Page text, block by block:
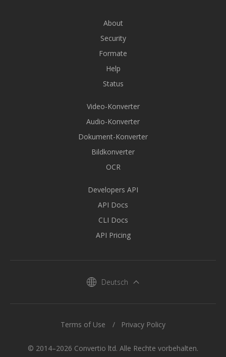
About
Security
Formate
Help
Status
Video-Konverter
Audio-Konverter
Dokument-Konverter
Bildkonverter
OCR
Developers API
API Docs
CLI Docs
API Pricing
Deutsch
© 2014–2026 Convertio ltd. Alle Rechte vorbehalten.
Terms of Use Privacy Policy